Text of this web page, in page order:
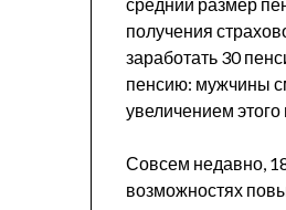
получения
заработать 30
пенсию: мужчины
увеличением этого
Совсем недавно,
возможностях